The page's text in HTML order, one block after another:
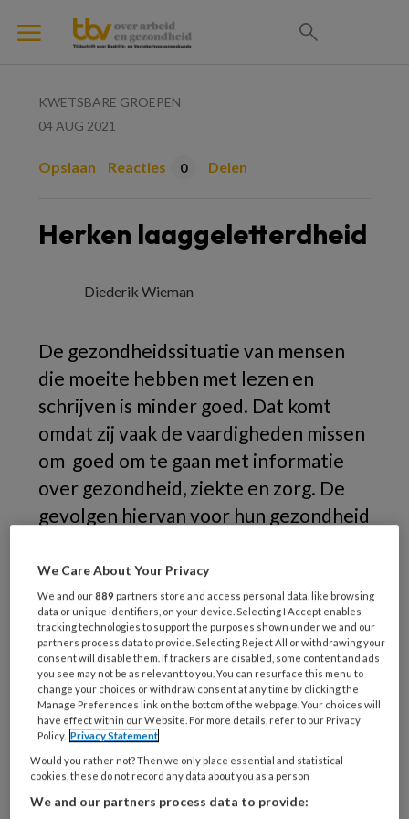
KWETSBARE GROEPEN
04 AUG 2021
Opslaan Reacties 0 Delen
Herken laaggeletterdheid
Diederik Wieman
De gezondheidssituatie van mensen
die moeite hebben met lezen en
schrijven is minder goed. Dat komt
omdat zij vaak de vaardigheden missen
om goed om te gaan met informatie
over gezondheid, ziekte en zorg. De
gevolgen hiervan voor hun gezondheid
bedrijfsartsen belangrijk om
laaggeletterdheid te signaleren. De
Stichting Lezen en Schrijven biedt
verschillende handvatten.
In Nederland hebben 2,5 miljoen mensen van
16 jaar en ouder moeite met lezen, schrijven
en/of rekenen. Dat komt neer op ongeveer 1
op de 6 mensen. Vaak hebben zij ook moeite
met digitale vaardigheden. Dat heeft grote
We Care About Your Privacy
We and our889 partners store and access personal data, like browsing
data or unique identifiers, on your device. Selecting I Accept enables
tracking technologies to support the purposes shown under we and our
partners process data to provide. Selecting Reject All or withdrawing your
consent will disable them. If trackers are disabled, some content and ads
you see may not be as relevant to you. You can resurface this menu to
change your choices or withdraw consent at any time by clicking the
Manage Preferences link on the bottom of the webpage. Your choices will
have effect within our Website. For more details, refer to our Privacy
Policy. Privacy Statement
Would you rather not? Then we only place essential and statistical
cookies, these do not record any data about you as a person
We and our partners process data to provide: